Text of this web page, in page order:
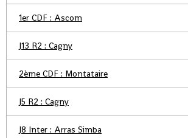
1er CDF : Ascom
J13 R2 : Cagny
2ème CDF : Montataire
J5 R2 : Cagny
J8 Inter : Arras Simba